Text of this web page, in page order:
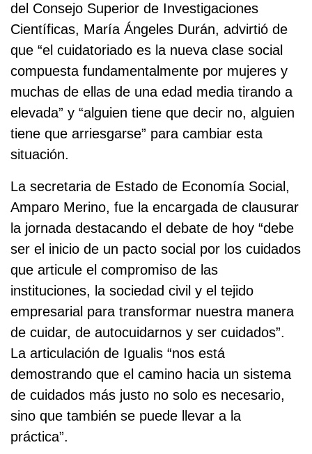
del Consejo Superior de Investigaciones
Científicas, María Ángeles Durán, advirtió de
que “el cuidatoriado es la nueva clase social
compuesta fundamentalmente por mujeres y
muchas de ellas de una edad media tirando a
elevada” y “alguien tiene que decir no, alguien
tiene que arriesgarse” para cambiar esta
situación.
La secretaria de Estado de Economía Social,
Amparo Merino, fue la encargada de clausurar
la jornada destacando el debate de hoy “debe
ser el inicio de un pacto social por los cuidados
que articule el compromiso de las
instituciones, la sociedad civil y el tejido
empresarial para transformar nuestra manera
de cuidar, de autocuidarnos y ser cuidados”.
La articulación de Igualis “nos está
demostrando que el camino hacia un sistema
de cuidados más justo no solo es necesario,
sino que también se puede llevar a la
práctica”.